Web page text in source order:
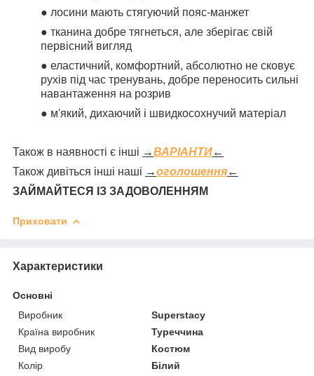
● лосини мають стягуючий пояс-манжет
● тканина добре тягнеться, але зберігає свій
первісний вигляд
● еластичний, комфортний, абсолютно не сковує
рухів під час тренувань, добре переносить сильні
навантаження на розрив
● м'який, дихаючий і швидкосохнучий матеріал
Також в наявності є інші →ВАРІАНТИ←
Також дивіться інші наші →оголошення←
ЗАЙМАЙТЕСЯ ІЗ ЗАДОВОЛЕННЯМ
Приховати
Характеристики
Основні
Виробник
Superstacy
Країна виробник
Туреччина
Вид виробу
Костюм
Колір
Білий